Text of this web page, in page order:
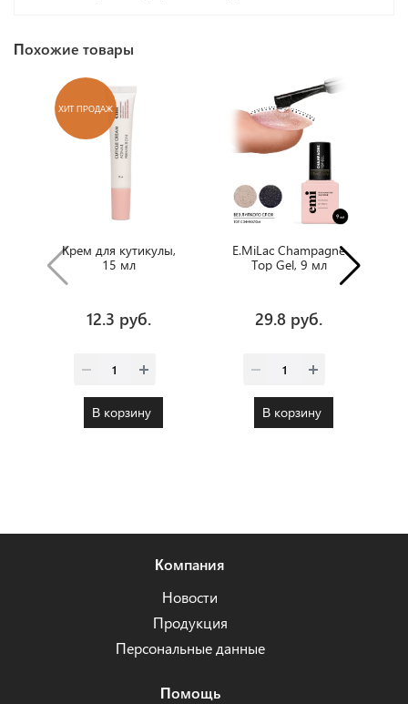
Похожие товары
ХИТ ПРОДАЖ
Крем для кутикулы,
15 мл
12.3 руб.
В корзину
E.MiLac Champagne
Top Gel, 9 мл
29.8 руб.
В корзину
Компания
Новости
Продукция
Персональные данные
Помощь